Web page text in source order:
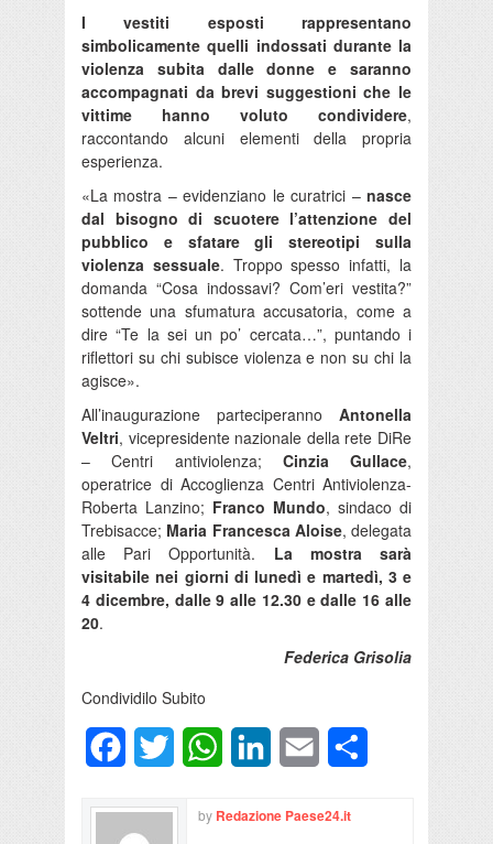
I vestiti esposti rappresentano
simbolicamente quelli indossati durante la
violenza subita dalle donne e saranno
accompagnati da brevi suggestioni che le
vittime hanno voluto condividere,
raccontando alcuni elementi della propria
esperienza.
«La mostra – evidenziano le curatrici – nasce
dal bisogno di scuotere l’attenzione del
pubblico e sfatare gli stereotipi sulla
violenza sessuale. Troppo spesso infatti, la
domanda “Cosa indossavi? Com’eri vestita?”
sottende una sfumatura accusatoria, come a
dire “Te la sei un po’ cercata…”, puntando i
riflettori su chi subisce violenza e non su chi la
agisce».
All’inaugurazione parteciperanno Antonella
Veltri, vicepresidente nazionale della rete DiRe
– Centri antiviolenza; Cinzia Gullace,
operatrice di Accoglienza Centri Antiviolenza-
Roberta Lanzino; Franco Mundo, sindaco di
Trebisacce; Maria Francesca Aloise, delegata
alle Pari Opportunità. La mostra sarà
visitabile nei giorni di lunedì e martedì, 3 e
4 dicembre, dalle 9 alle 12.30 e dalle 16 alle
20.
Federica Grisolia
Condividilo Subito
FacebookTwitter WhatsAppLinkedInEmail
by Redazione Paese24.it